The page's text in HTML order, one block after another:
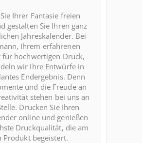
Ihrer Fantasie freien
gestalten Sie Ihren ganz
Jahreskalender. Bei
Ihrem erfahrenen
für hochwertigen Druck,
wir Ihre Entwürfe in
Endergebnis. Denn
und die Freude an
stehen bei uns an
Drucken Sie Ihren
online und genießen
Druckqualität, die am
Produkt begeistert.